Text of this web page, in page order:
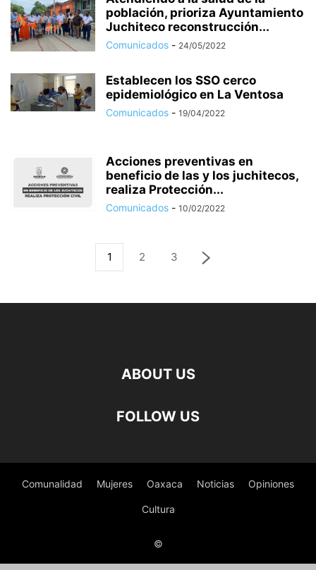
población, prioriza Ayuntamiento
Juchiteco reconstrucción...
Comunicados - 24/05/2022
Establecen los SSO cerco
epidemiológico en La Ventosa
Comunicados - 19/04/2022
Acciones preventivas en
beneficio de las y los juchitecos,
realiza Protección...
Comunicados - 10/02/2022
1 2 3
ABOUT US
FOLLOW US
Comunalidad Mujeres Oaxaca Noticias Opiniones
Cultura
©